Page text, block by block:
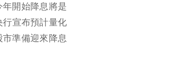
年開始降息將是
行宣布預計量化
準備迎來降息